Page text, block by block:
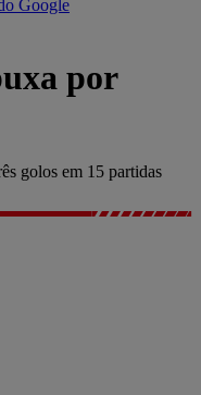
Google
por
golos em 15 partidas